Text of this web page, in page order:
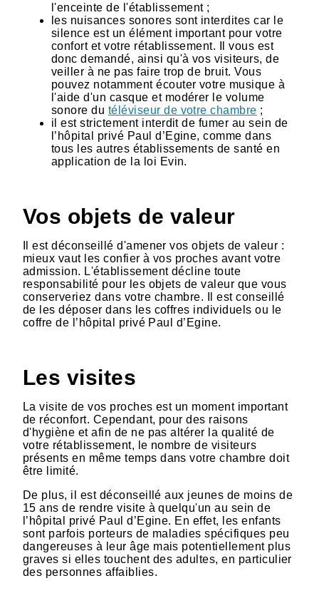
l'enceinte de l'établissement ;
les nuisances sonores sont interdites car le
silence est un élément important pour votre
confort et votre rétablissement. Il vous est
donc demandé, ainsi qu'à vos visiteurs, de
veiller à ne pas faire trop de bruit. Vous
pouvez notamment écouter votre musique à
l'aide d'un casque et modérer le volume
sonore du téléviseur de votre chambre ;
il est strictement interdit de fumer au sein de
l’hôpital privé Paul d’Egine, comme dans
tous les autres établissements de santé en
application de la loi Evin.
Vos objets de valeur
Il est déconseillé d'amener vos objets de valeur :
mieux vaut les confier à vos proches avant votre
admission. L'établissement décline toute
responsabilité pour les objets de valeur que vous
conserveriez dans votre chambre. Il est conseillé
de les déposer dans les coffres individuels ou le
coffre de l’hôpital privé Paul d’Egine.
Les visites
La visite de vos proches est un moment important
de réconfort. Cependant, pour des raisons
d'hygiène et afin de ne pas altérer la qualité de
votre rétablissement, le nombre de visiteurs
présents en même temps dans votre chambre doit
être limité.
De plus, il est déconseillé aux jeunes de moins de
15 ans de rendre visite à quelqu'un au sein de
l’hôpital privé Paul d’Egine. En effet, les enfants
sont parfois porteurs de maladies spécifiques peu
dangereuses à leur âge mais potentiellement plus
graves si elles touchent des adultes, en particulier
des personnes affaiblies.